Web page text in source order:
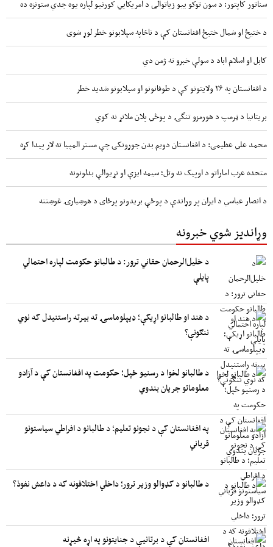
سناتور کاپتور: د سون توکو بیو زیاتوالی د امریکایي کورنیو لپاره یوه جدي ستونزه ده
د ختیځ او شمال ختیځ افغانستان کې د ناڅاپه سېلابونو خطر لوړ شوی
کابل او اسلام اباد د سولې خبرو ته ژمن دي
د افغانستان په ۲۶ ولایتونو کې د طوفانونو او سیلابونو شدید خطر
بریتانیا د ټرمپ د هورمزو تنگۍ د پوځي پلان ملاتړ نه کوي
محمد علي عظیمی: د افغانستان دویم بدن جوړونکی چې مستر المپیا ته لار پیدا کړه
متحده عرب اماراتو د اوپیک نه وتل؛ سیمه ایزې او نړیوالې بدلونونه
د انصار عباسي د ایران پر وړاندې د پوځې بریدونو پرځای د هوښیارۍ غوښتنه
وړاندیز شوي خبرونه
د خلیل‌الرحمان حقاني ترور: د طالبانو حکومت لپاره احتمالي
پایلې
د هند او طالبانو اړیکې؛ ډیپلوماسۍ ته بیرته راستنیدل که نوي
ننګونې؟
د طالبانو لخوا د رسنیو ځپل؛ حکومت په افغانستان کې د آزادو
معلوماتو جریان بندوي
په افغانستان کې د نجونو تعلیم؛ د طالبانو د افراطي سیاستونو
قرباني
د طالبانو د کډوالو وزیر ترور؛ داخلي اختلافونه که د داعش نفوذ؟
افغانستان کې د برتانیې د جنایتونو په اړه څیړنه